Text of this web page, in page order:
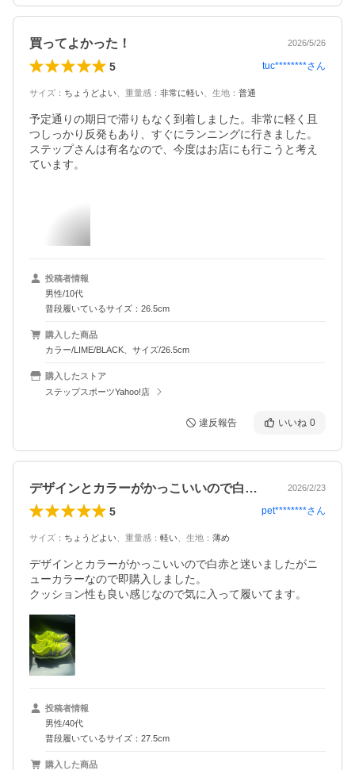
買ってよかった！ 2026/5/26
5 tuc********さん
サイズ ： ちょうどよい 重量感 ： 非常に軽い 生地 ： 普通
予定通りの期日で滞りもなく到着しました。非常に軽く且
つしっかり反発もあり、すぐにランニングに行きました。
ステップさんは有名なので、今度はお店にも行こうと考え
ています。
投稿者情報
男性/10代
普段履いているサイズ：26.5cm
購入した商品
カラー/LIME/BLACK、サイズ/26.5cm
購入したストア
ステップスポーツYahoo!店
違反報告 いいね 0
デザインとカラーがかっこいいので白赤と… 2026/2/23
5 pet********さん
サイズ ： ちょうどよい 重量感 ： 軽い 生地 ： 薄め
デザインとカラーがかっこいいので白赤と迷いましたがニ
ューカラーなので即購入しました。
クッション性も良い感じなので気に入って履いてます。
投稿者情報
男性/40代
普段履いているサイズ：27.5cm
購入した商品